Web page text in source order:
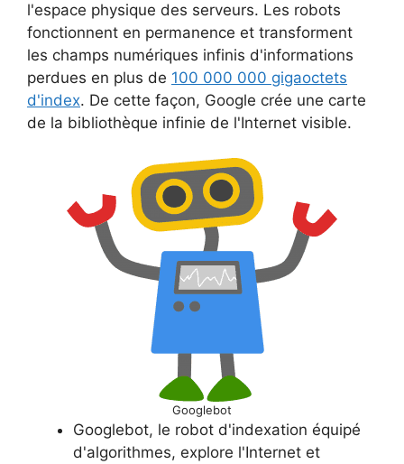
l'espace physique des serveurs. Les robots
fonctionnent en permanence et transforment
les champs numériques infinis d'informations
perdues en plus de 100 000 000 gigaoctets
d'index. De cette façon, Google crée une carte
de la bibliothèque infinie de l'Internet visible.
Googlebot
Googlebot, le robot d'indexation équipé
d'algorithmes, explore l'Internet et